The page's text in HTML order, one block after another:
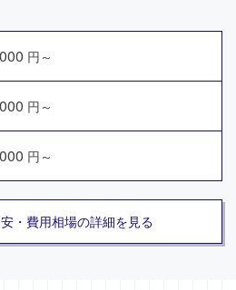
円～
円～
円～
・費用相場の詳細を見る